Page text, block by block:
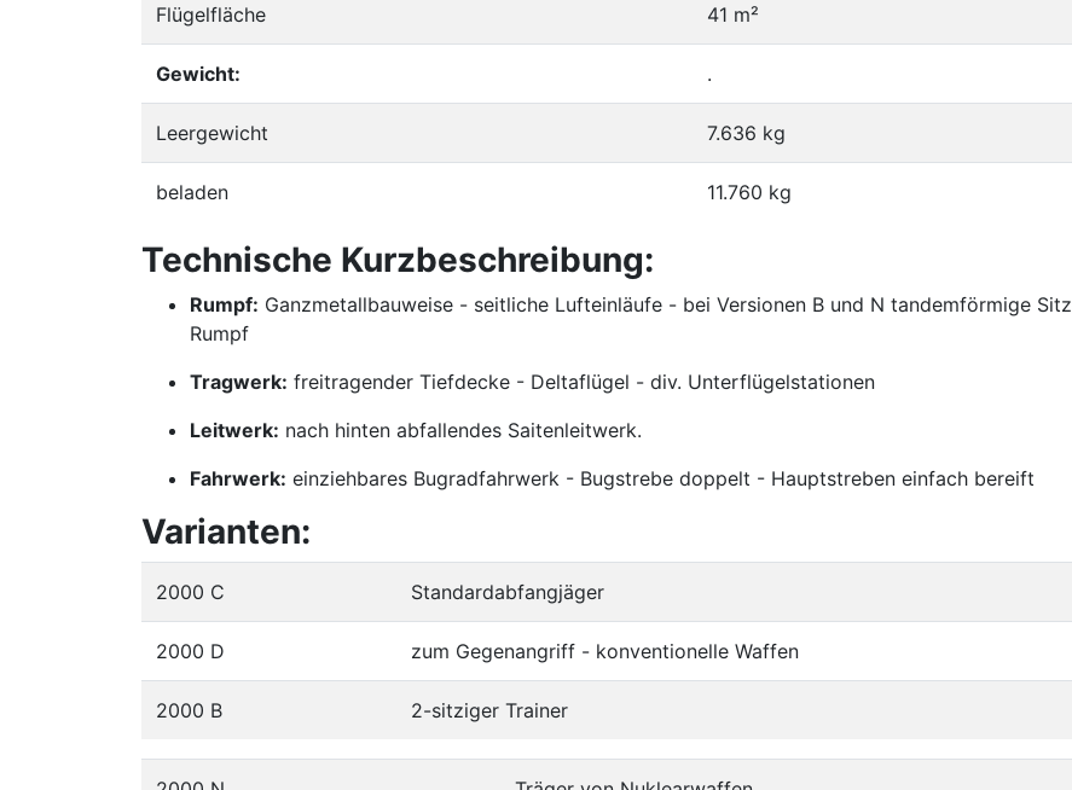
Flügelfläche 41 m²
Gewicht: .
Leergewicht 7.636 kg
beladen 11.760 kg
Technische Kurzbeschreibung:
Rumpf: Ganzmetallbauweise - seitliche Lufteinläufe - bei Versionen B und N tandemförmige
Rumpf
Tragwerk: freitragender Tiefdecke - Deltaflügel - div. Unterflügelstationen
Leitwerk: nach hinten abfallendes Saitenleitwerk.
Fahrwerk: einziehbares Bugradfahrwerk - Bugstrebe doppelt - Hauptstreben einfach bereift
Varianten:
2000 C Standardabfangjäger
2000 D zum Gegenangriff - konventionelle Waffen
2000 B 2-sitziger Trainer